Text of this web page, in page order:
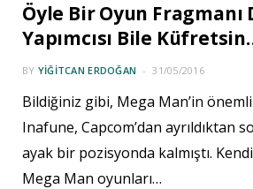
Öyle Bir Oyun Fragmanı
Yapımcısı Bile
BY YIĞITCAN ERDOĞAN 31/05/2016
Bildiğiniz gibi, Mega Man’in
Inafune, Capcom’dan ayrıldıktan
ayak bir pozisyonda kalmıştı.
Mega Man oyunları…